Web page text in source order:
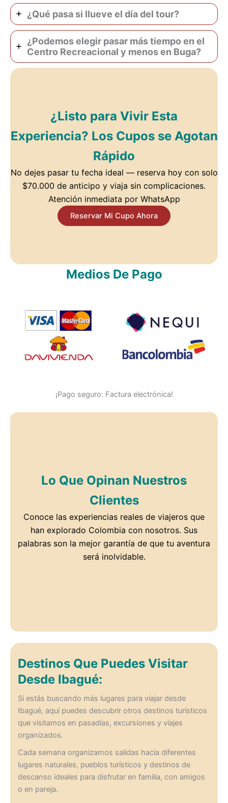
¿Qué pasa si llueve el día del tour?
¿Podemos elegir pasar más tiempo en el
Centro Recreacional y menos en Buga?
¿Listo para Vivir Esta
Experiencia? Los Cupos se Agotan
Rápido
No dejes pasar tu fecha ideal — reserva hoy con solo
$70.000 de anticipo y viaja sin complicaciones.
Atención inmediata por WhatsApp
Reservar Mi Cupo Ahora
Medios De Pago
¡Pago seguro: Factura electrónica!
Lo Que Opinan Nuestros
Clientes
Conoce las experiencias reales de viajeros que
han explorado Colombia con nosotros. Sus
palabras son la mejor garantía de que tu aventura
será inolvidable.
Destinos Que Puedes Visitar
Desde Ibagué:
Si estás buscando más lugares para viajar desde
Ibagué, aquí puedes descubrir otros destinos turísticos
que visitamos en pasadías, excursiones y viajes
organizados.
Cada semana organizamos salidas hacia diferentes
lugares naturales, pueblos turísticos y destinos de
descanso ideales para disfrutar en familia, con amigos
o en pareja.